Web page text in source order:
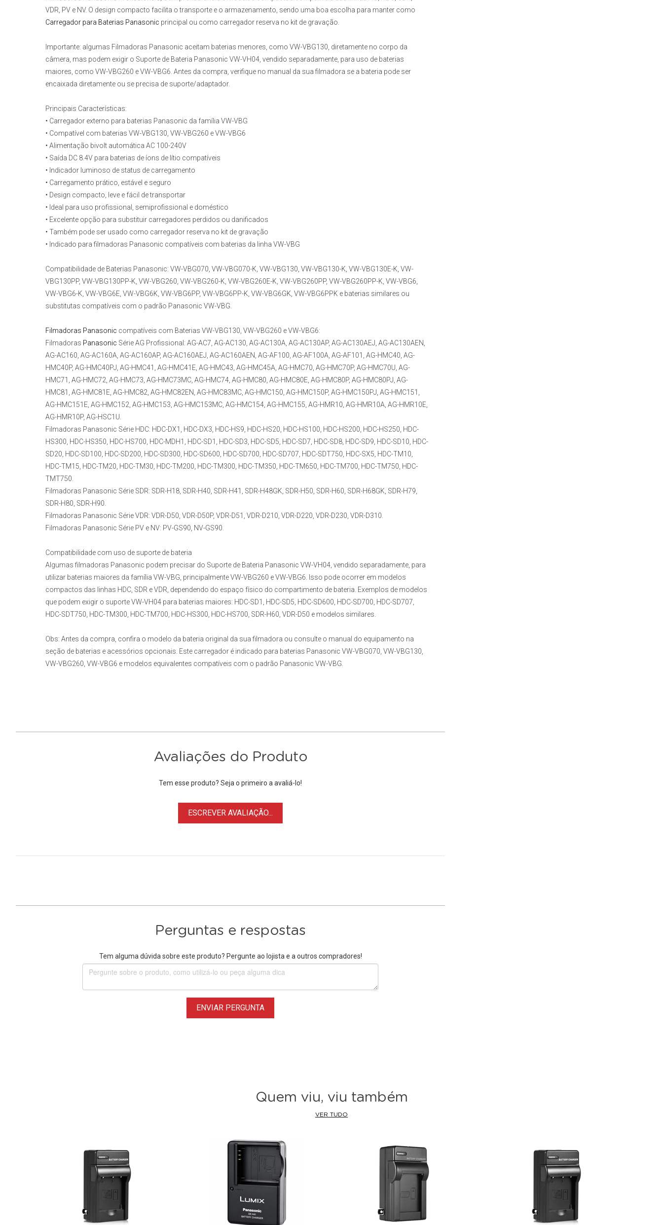
VDR, PV e NV. O design compacto facilita o transporte e o armazenamento, sendo uma boa escolha para manter como
Carregador para Baterias Panasonic principal ou como carregador reserva no kit de gravação.
Importante: algumas Filmadoras Panasonic aceitam baterias menores, como VW-VBG130, diretamente no corpo da
câmera, mas podem exigir o Suporte de Bateria Panasonic VW-VH04, vendido separadamente, para uso de baterias
maiores, como VW-VBG260 e VW-VBG6. Antes da compra, verifique no manual da sua filmadora se a bateria pode ser
encaixada diretamente ou se precisa de suporte/adaptador.
Principais Características:
• Carregador externo para baterias Panasonic da família VW-VBG
• Compatível com baterias VW-VBG130, VW-VBG260 e VW-VBG6
• Alimentação bivolt automática AC 100-240V
• Saída DC 8.4V para baterias de íons de lítio compatíveis
• Indicador luminoso de status de carregamento
• Carregamento prático, estável e seguro
• Design compacto, leve e fácil de transportar
• Ideal para uso profissional, semiprofissional e doméstico
• Excelente opção para substituir carregadores perdidos ou danificados
• Também pode ser usado como carregador reserva no kit de gravação
• Indicado para filmadoras Panasonic compatíveis com baterias da linha VW-VBG
Compatibilidade de Baterias Panasonic: VW-VBG070, VW-VBG070-K, VW-VBG130, VW-VBG130-K, VW-VBG130E-K, VW-
VBG130PP, VW-VBG130PP-K, VW-VBG260, VW-VBG260-K, VW-VBG260E-K, VW-VBG260PP, VW-VBG260PP-K, VW-VBG6,
VW-VBG6-K, VW-VBG6E, VW-VBG6K, VW-VBG6PP, VW-VBG6PP-K, VW-VBG6GK, VW-VBG6PPK e baterias similares ou
substitutas compatíveis com o padrão Panasonic VW-VBG.
Filmadoras Panasonic compatíveis com Baterias VW-VBG130, VW-VBG260 e VW-VBG6:
Filmadoras Panasonic Série AG Profissional: AG-AC7, AG-AC130, AG-AC130A, AG-AC130AP, AG-AC130AEJ, AG-AC130AEN,
AG-AC160, AG-AC160A, AG-AC160AP, AG-AC160AEJ, AG-AC160AEN, AG-AF100, AG-AF100A, AG-AF101, AG-HMC40, AG-
HMC40P, AG-HMC40PJ, AG-HMC41, AG-HMC41E, AG-HMC43, AG-HMC45A, AG-HMC70, AG-HMC70P, AG-HMC70U, AG-
HMC71, AG-HMC72, AG-HMC73, AG-HMC73MC, AG-HMC74, AG-HMC80, AG-HMC80E, AG-HMC80P, AG-HMC80PJ, AG-
HMC81, AG-HMC81E, AG-HMC82, AG-HMC82EN, AG-HMC83MC, AG-HMC150, AG-HMC150P, AG-HMC150PJ, AG-HMC151,
AG-HMC151E, AG-HMC152, AG-HMC153, AG-HMC153MC, AG-HMC154, AG-HMC155, AG-HMR10, AG-HMR10A, AG-HMR10E,
AG-HMR10P, AG-HSC1U.
Filmadoras Panasonic Série HDC: HDC-DX1, HDC-DX3, HDC-HS9, HDC-HS20, HDC-HS100, HDC-HS200, HDC-HS250, HDC-
HS300, HDC-HS350, HDC-HS700, HDC-MDH1, HDC-SD1, HDC-SD3, HDC-SD5, HDC-SD7, HDC-SD8, HDC-SD9, HDC-SD10, HDC-
SD20, HDC-SD100, HDC-SD200, HDC-SD300, HDC-SD600, HDC-SD700, HDC-SD707, HDC-SDT750, HDC-SX5, HDC-TM10,
HDC-TM15, HDC-TM20, HDC-TM30, HDC-TM200, HDC-TM300, HDC-TM350, HDC-TM650, HDC-TM700, HDC-TM750, HDC-
TMT750.
Filmadoras Panasonic Série SDR: SDR-H18, SDR-H40, SDR-H41, SDR-H48GK, SDR-H50, SDR-H60, SDR-H68GK, SDR-H79,
SDR-H80, SDR-H90.
Filmadoras Panasonic Série VDR: VDR-D50, VDR-D50P, VDR-D51, VDR-D210, VDR-D220, VDR-D230, VDR-D310.
Filmadoras Panasonic Série PV e NV: PV-GS90, NV-GS90.
Compatibilidade com uso de suporte de bateria
Algumas filmadoras Panasonic podem precisar do Suporte de Bateria Panasonic VW-VH04, vendido separadamente, para
utilizar baterias maiores da família VW-VBG, principalmente VW-VBG260 e VW-VBG6. Isso pode ocorrer em modelos
compactos das linhas HDC, SDR e VDR, dependendo do espaço físico do compartimento de bateria. Exemplos de modelos
que podem exigir o suporte VW-VH04 para baterias maiores: HDC-SD1, HDC-SD5, HDC-SD600, HDC-SD700, HDC-SD707,
HDC-SDT750, HDC-TM300, HDC-TM700, HDC-HS300, HDC-HS700, SDR-H60, VDR-D50 e modelos similares.
Obs: Antes da compra, confira o modelo da bateria original da sua filmadora ou consulte o manual do equipamento na
seção de baterias e acessórios opcionais. Este carregador é indicado para baterias Panasonic VW-VBG070, VW-VBG130,
VW-VBG260, VW-VBG6 e modelos equivalentes compatíveis com o padrão Panasonic VW-VBG.
Avaliações do Produto
Tem esse produto? Seja o primeiro a avaliá-lo!
ESCREVER AVALIAÇÃO...
Perguntas e respostas
Tem alguma dúvida sobre este produto? Pergunte ao lojista e a outros compradores!
ENVIAR PERGUNTA
Quem viu, viu também
VER TUDO